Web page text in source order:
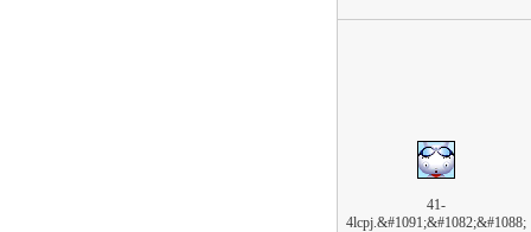
41-
4lcpj.&#1091;&#1082;&#1088;